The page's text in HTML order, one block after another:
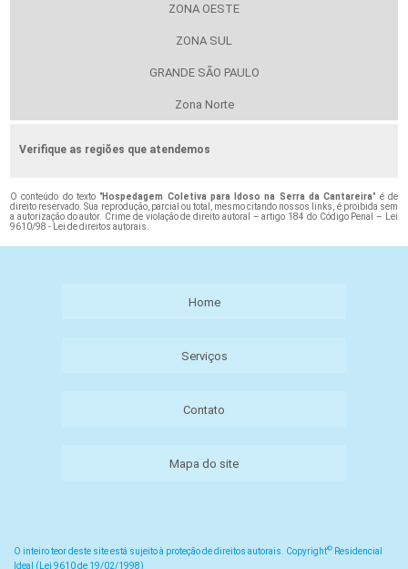
ZONA OESTE
ZONA SUL
GRANDE SÃO PAULO
Zona Norte
Verifique as regiões que atendemos
O conteúdo do texto "Hospedagem Coletiva para Idoso na Serra da Cantareira" é de
direito reservado. Sua reprodução, parcial ou total, mesmo citando nossos links, é proibida sem
a autorização do autor. Crime de violação de direito autoral – artigo 184 do Código Penal –
Lei
9610/98 - Lei de direitos autorais
Home
Serviços
Contato
Mapa do site
O inteiro teor deste site está sujeito à proteção de direitos autorais. Copyright© Residencial
Ideal (Lei 9610 de 19/02/1998)